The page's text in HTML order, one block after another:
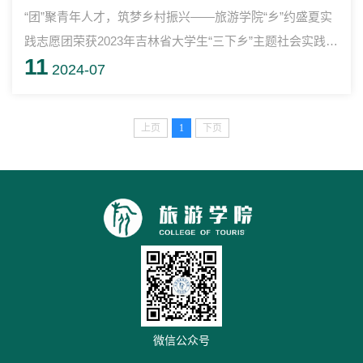
“团”聚青年人才，筑梦乡村振兴——旅游学院“乡”约盛夏实
践志愿团荣获2023年吉林省大学生“三下乡”主题社会实践活
动省级重点管理团队为进一步引导和帮助广大青年学生上好
动。此次活动由负责人团委副书记杨佰惠带队，共计10名学
11 2024-07
上页 1 下页
微信公众号